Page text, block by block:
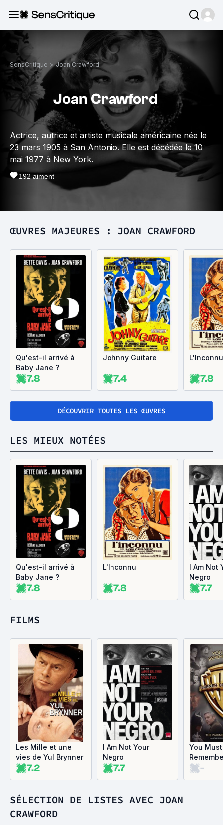
SensCritique > Joan Crawford
Joan Crawford
Actrice, autrice et artiste musicale américaine née le
23 mars 1905 à San Antonio. Elle est décédée le 10
mai 1977 à New York.
192aiment
ŒUVRES MAJEURES : JOAN CRAWFORD
Qu'est-il arrivé à
Baby Jane ?
7.8
Johnny Guitare
7.4
L'Inconnu
7.8
DÉCOUVRIR TOUTES LES ŒUVRES
LES MIEUX NOTÉES
Qu'est-il arrivé à
Baby Jane ?
7.8
L'Inconnu
7.8
I Am Not
Negro
7.7
FILMS
Les Mille et une
vies de Yul Brynner
7.2
I Am Not Your
Negro
7.7
You Must
The-
SÉLECTION DE LISTES AVEC JOAN
CRAWFORD